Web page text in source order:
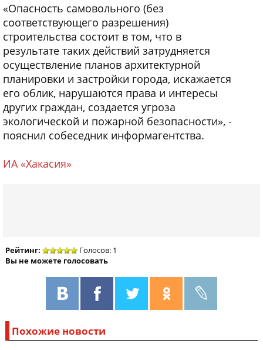
«Опасность самовольного (без
соответствующего разрешения)
строительства состоит в том, что в
результате таких действий затрудняется
осуществление планов архитектурной
планировки и застройки города, искажается
его облик, нарушаются права и интересы
других граждан, создается угроза
экологической и пожарной безопасности», -
пояснил собеседник информагентства.
ИА «Хакасия»
Рейтинг:
Голосов: 1
Вы не можете голосовать
Похожие новости